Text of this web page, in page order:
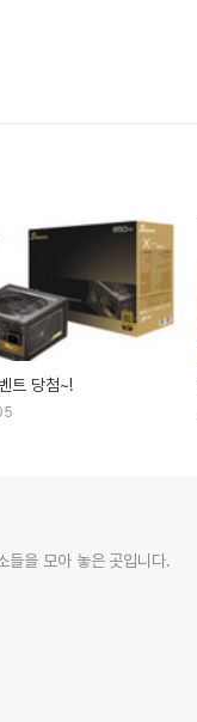
트 당첨~!
들을 모아 놓은 곳입니다.